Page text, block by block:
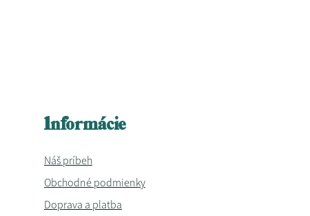
Informácie
Náš príbeh
Obchodné podmienky
Doprava a platba